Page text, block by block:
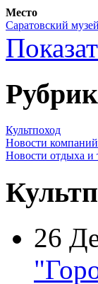
Место
Саратовский
Культпоход
Новости компаний
Новости отдыха и
26